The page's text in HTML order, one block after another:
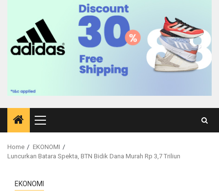
Primary
Menu
Home
EKONOMI
Luncurkan Batara Spekta, BTN Bidik Dana Murah Rp 3,7 Triliun
EKONOMI